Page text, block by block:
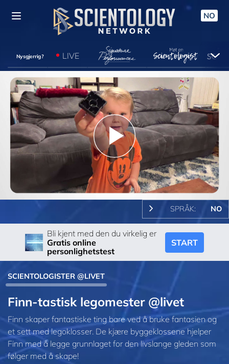
NO
Nysgjerrig? LIVE
Play
Video
SPRÅK: NO
Bli kjent med den du virkelig er
Gratis online
personlighetstest
START
SCIENTOLOGISTER @LIVET
Finn-tastisk legomester @livet
Finn skaper fantastiske ting bare ved å bruke fantasien og
et sett med legoklosser. De kjære byggeklossene hjelper
Finn med å legge grunnlaget for den livslange gleden som
følger med å skape!